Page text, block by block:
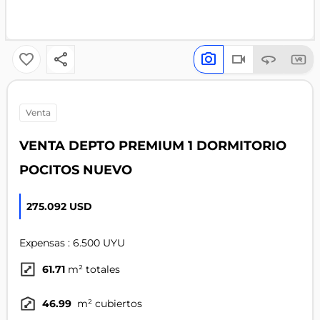
venta
VENTA DEPTO PREMIUM 1 DORMITORIO
POCITOS NUEVO
275.092 USD
Expensas : 6.500 UYU
61.71 m² totales
46.99 m² cubiertos